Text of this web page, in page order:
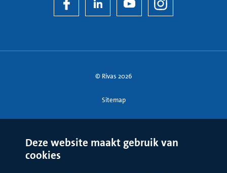
© Rivas 2026
Sitemap
Deze website maakt gebruik van
cookies